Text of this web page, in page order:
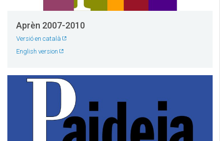
Aprèn 2007-2010
Versió en català
English version